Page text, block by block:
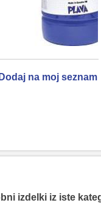
Dodaj na moj seznam
izdelki iz iste